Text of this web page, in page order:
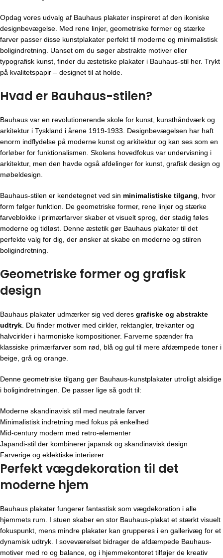
Opdag vores udvalg af Bauhaus plakater inspireret af den ikoniske
designbevægelse. Med rene linjer, geometriske former og stærke
farver passer disse kunstplakater perfekt til moderne og minimalistisk
boligindretning. Uanset om du søger abstrakte motiver eller
typografisk kunst, finder du æstetiske plakater i Bauhaus-stil her. Trykt
på kvalitetspapir – designet til at holde.
Hvad er Bauhaus-stilen?
Bauhaus var en revolutionerende skole for kunst, kunsthåndværk og
arkitektur i Tyskland i årene 1919-1933. Designbevægelsen har haft
enorm indflydelse på moderne kunst og arkitektur og kan ses som en
forløber for funktionalismen. Skolens hovedfokus var undervisning i
arkitektur, men den havde også afdelinger for kunst, grafisk design og
møbeldesign.
Bauhaus-stilen er kendetegnet ved sin minimalistiske tilgang , hvor
form følger funktion. De geometriske former, rene linjer og stærke
farveblokke i primærfarver skaber et visuelt sprog, der stadig føles
moderne og tidløst. Denne æstetik gør Bauhaus plakater til det
perfekte valg for dig, der ønsker at skabe en moderne og stilren
boligindretning.
Geometriske former og grafisk
design
Bauhaus plakater udmærker sig ved deres grafiske og abstrakte
udtryk . Du finder motiver med cirkler, rektangler, trekanter og
halvcirkler i harmoniske kompositioner. Farverne spænder fra
klassiske primærfarver som rød, blå og gul til mere afdæmpede toner i
beige, grå og orange.
Denne geometriske tilgang gør Bauhaus-kunstplakater utroligt alsidige
i boligindretningen. De passer lige så godt til:
Moderne skandinavisk stil med neutrale farver
Minimalistisk indretning med fokus på enkelhed
Mid-century modern med retro-elementer
Japandi-stil der kombinerer japansk og skandinavisk design
Farverige og eklektiske interiører
Perfekt vægdekoration til det
moderne hjem
Bauhaus plakater fungerer fantastisk som vægdekoration i alle
hjemmets rum. I stuen skaber en stor Bauhaus-plakat et stærkt visuelt
fokuspunkt, mens mindre plakater kan grupperes i en gallerivæg for et
dynamisk udtryk. I soveværelset bidrager de afdæmpede Bauhaus-
motiver med ro og balance, og i hjemmekontoret tilføjer de kreativ